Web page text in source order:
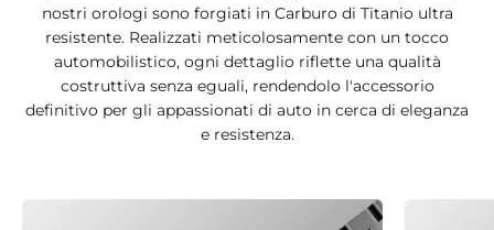
nostri orologi sono forgiati in Carburo di Titanio ultra
resistente. Realizzati meticolosamente con un tocco
automobilistico, ogni dettaglio riflette una qualità
costruttiva senza eguali, rendendolo l'accessorio
definitivo per gli appassionati di auto in cerca di eleganza
e resistenza.